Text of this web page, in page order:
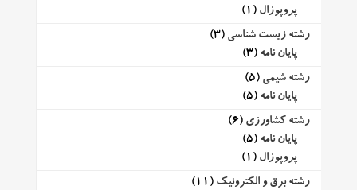
پروپوزال (1)
رشته زیست شناسی (3)
پایان نامه (3)
رشته شیمی (5)
پایان نامه (5)
رشته کشاورزی (6)
پایان نامه (5)
پروپوزال (1)
رشته برق و الکترونیک (11)